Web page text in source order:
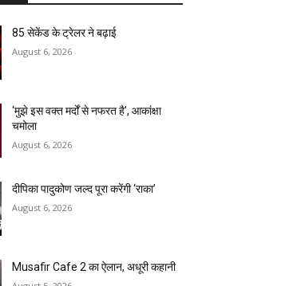
85 सेकेंड के ट्रेलर ने बढ़ाई
August 6, 2026
‘मुझे इस वक्त मर्दों से नफरत है’, आकांक्षा
चमोला
August 6, 2026
दीपिका पादुकोण जल्द पूरा करेंगी ‘राका’
August 6, 2026
Musafir Cafe 2 का ऐलान, अधूरी कहानी